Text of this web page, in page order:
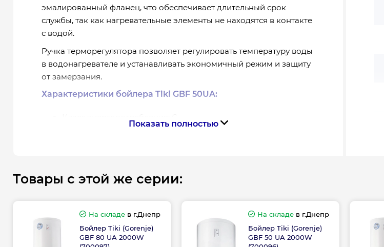
эмалированный фланец, что обеспечивает длительный срок
службы, так как нагревательные элементы не находятся в контакте
с водой.
Ручка терморегулятора позволяет регулировать температуру воды
в водонагревателе и устанавливать экономичный режим и защиту
от замерзания.
Характеристики бойлера Tiki GBF 50UA:
Энергетическая эффективность нагрева воды ƞwh: 36 %
Присоединение к водопроводу: G 1/2
Защитный анод: магниевый анод
Регулировка температуры: механическая регулировка
температуры
Показать полностью
Товары с этой же серии:
На складе в г.Днепр
Бойлер Tiki (Gorenje)
GBF 80 UA 2000W
На складев г.Днепр
Бойлер Tiki (Gorenje)
GBF 50 UA 2000W